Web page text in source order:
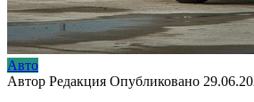
Авто
Автор Редакция Опубликовано